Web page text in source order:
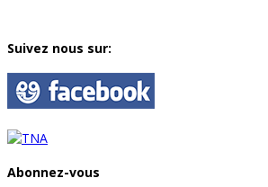
Suivez nous sur:
Abonnez-vous